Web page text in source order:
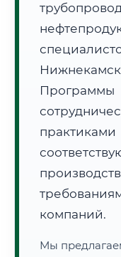
компаний.
Мы